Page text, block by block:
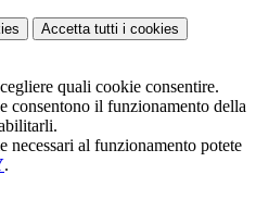
Accetta tutti i cookies
quali cookie consentire.
consentono il funzionamento della
necessari al funzionamento potete
.